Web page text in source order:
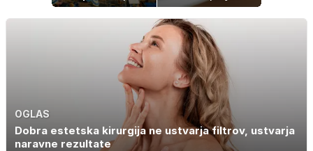
ležalnik in
senčnik tudi več
imamo vsi radi:
to je najbolj
nezdrava riba, ki
jo mnogi redno
uživajo
OGLAS
Dobra estetska kirurgija ne ustvarja filtrov, ustvarja
naravne rezultate